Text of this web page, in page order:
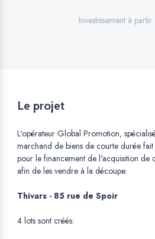
Investissement à
Le projet
L'opérateur Global Promotion,
marchand de biens de courte durée
pour le financement de l'acquisition de
afin de les vendre à la découpe.
Thivars - 85 rue de Spoir
4 lots sont créés: